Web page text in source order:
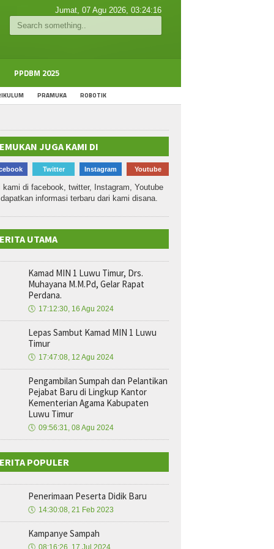
Jumat, 07 Agu 2026, 03:24:16
PPDBM 2025
PRAMUKA ROBOTIK
JUGA KAMI DI
Twitter Instagram Youtube
kami di facebook, twitter, Instagram, Youtube
informasi terbaru dari kami disana.
UTAMA
Kamad MIN 1 Luwu Timur, Drs.
Muhayana M.M.Pd, Gelar Rapat
Perdana.
🕔 17:12:30, 16 Agu 2024
Lepas Sambut Kamad MIN 1 Luwu
Timur
🕔 17:47:08, 12 Agu 2024
Pengambilan Sumpah dan Pelantikan
Pejabat Baru di Lingkup Kantor
Kementerian Agama Kabupaten
Luwu Timur
🕔 09:56:31, 08 Agu 2024
POPULER
Penerimaan Peserta Didik Baru
🕔 14:30:08, 21 Feb 2023
Kampanye Sampah
🕔 08:16:26, 17 Jul 2024